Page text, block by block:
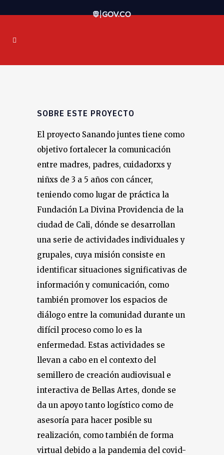
SOBRE ESTE PROYECTO
El proyecto Sanando juntes tiene como
objetivo fortalecer la comunicación
entre madres, padres, cuidadorxs y
niñxs de 3 a 5 años con cáncer,
teniendo como lugar de práctica la
Fundación La Divina Providencia de la
ciudad de Cali, dónde se desarrollan
una serie de actividades individuales y
grupales, cuya misión consiste en
identificar situaciones significativas de
información y comunicación, como
también promover los espacios de
diálogo entre la comunidad durante un
difícil proceso como lo es la
enfermedad. Estas actividades se
llevan a cabo en el contexto del
semillero de creación audiovisual e
interactiva de Bellas Artes, donde se
da un apoyo tanto logístico como de
asesoría para hacer posible su
realización, como también de forma
virtual debido a la pandemia del covid-